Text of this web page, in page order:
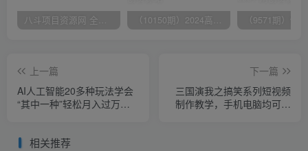
八斗项目资源网 全网正品VIP课程 无损下载~ （10150期）2024高考项目野路子玩法，无限裂变，最高一天1W＋！
上一篇
AI人工智能20多种玩法学会
“其中一种”轻松月入过万，
下一篇
三国演我之搞笑系列短视频
制作教学，手机电脑均可操
相关推荐